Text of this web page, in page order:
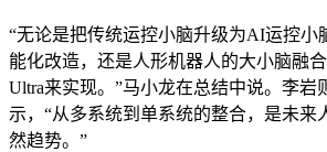
“无论是把传统运控小脑升级为AI运控小
能化改造，还是人形机器人的大小脑融
Ultra来实现。”马小龙在总结中说。李岩
示，“从多系统到单系统的整合，是未来
然趋势。”